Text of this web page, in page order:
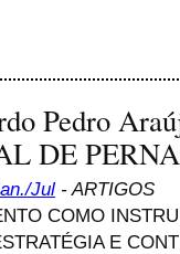
Pedro
DE
Jul - ARTIGOS
COMO
E